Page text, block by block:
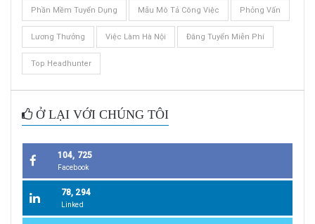
Phần Mềm Tuyển Dụng Mẫu Mô Tả Công Việc Phỏng Vấn
Lương Thưởng Việc Làm Hà Nội Đăng Tuyển Miễn Phí
Top Headhunter
Ở LẠI VỚI CHÚNG TÔI
104, 725
Facebook
78, 294
Linked